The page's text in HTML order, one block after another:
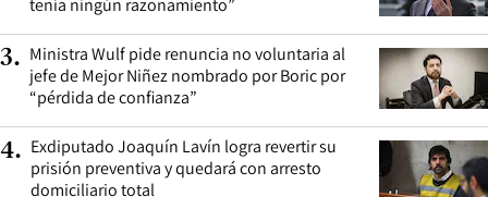
tenía ningún razonamiento”
3. Ministra Wulf pide renuncia no voluntaria al
jefe de Mejor Niñez nombrado por Boric por
“pérdida de confianza”
4. Exdiputado Joaquín Lavín logra revertir su
prisión preventiva y quedará con arresto
domiciliario total